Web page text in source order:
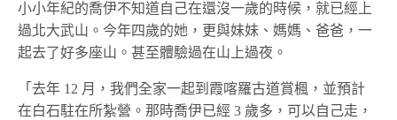
小小年紀的喬伊不知道自己在還沒一歲的時候，就已經上
過北大武山。今年四歲的她，更與妹妹、媽媽、爸爸，一
起去了好多座山。甚至體驗過在山上過夜。
「去年 12 月，我們全家一起到霞喀羅古道賞楓，並預計
在白石駐在所紮營。那時喬伊已經 3 歲多，可以自己走，